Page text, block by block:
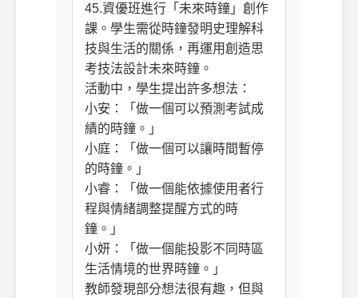
45.資優班進行「未來時鐘」創作
課。學生需從時鐘發明史理解科
技與生活的關係，再運用創造思
考技法設計未來時鐘。
活動中，學生提出許多想法：
小安：「做一個可以預測考試成
績的時鐘。」
小庭：「做一個可以讓時間暫停
的時鐘。」
小睿：「做一個能依據使用者行
程與情緒調整提醒方式的時
鐘。」
小妍：「做一個能投影不同時區
生活情境的世界時鐘。」
教師發現部分想法很有趣，但與